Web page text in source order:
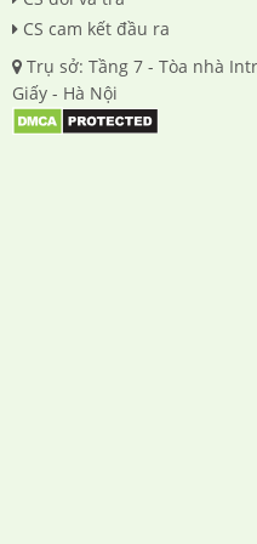
CS cam kết đầu ra
Trụ sở: Tầng 7 - Tòa nhà
Giấy - Hà Nội